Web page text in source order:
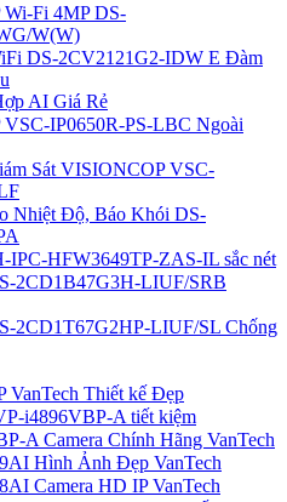
Wi-Fi 4MP DS-
W(W)
DS-2CV2121G2-IDW E Đàm
AI Giá Rẻ
VSC-IP0650R-PS-LBC Ngoài
Sát VISIONCOP VSC-
Nhiệt Độ, Báo Khói DS-
IPC-HFW3649TP-ZAS-IL sắc nét
2CD1B47G3H-LIUF/SRB
2CD1T67G2HP-LIUF/SL Chống
VanTech Thiết kế Đẹp
i4896VBP-A tiết kiệm
A Camera Chính Hãng VanTech
Hình Ảnh Đẹp VanTech
Camera HD IP VanTech